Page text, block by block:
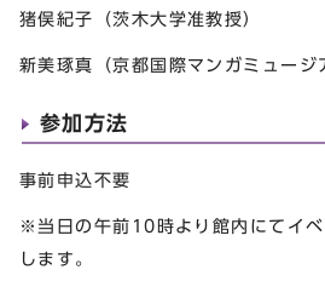
猪俣紀子（茨木大学准教授）
新美琢真（京都国際マンガミュージ
参加方法
事前申込不要
※当日の午前10時より館内にてイ
します。